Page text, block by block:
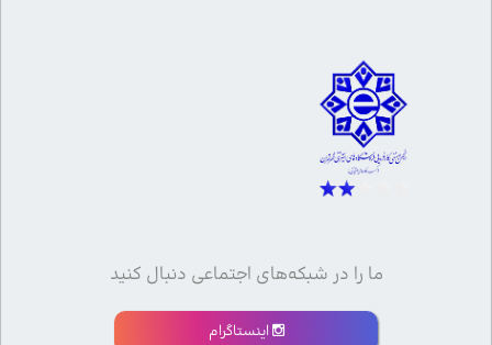
ما را در شبکه‌های اجتماعی دنبال کنید
اینستاگرام